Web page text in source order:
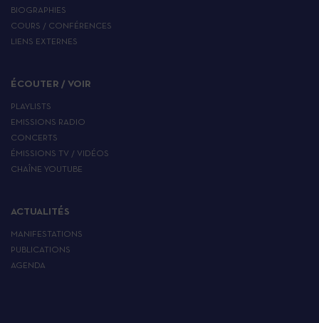
BIOGRAPHIES
COURS / CONFÉRENCES
LIENS EXTERNES
ÉCOUTER / VOIR
PLAYLISTS
EMISSIONS RADIO
CONCERTS
ÉMISSIONS TV / VIDÉOS
CHAÎNE YOUTUBE
ACTUALITÉS
MANIFESTATIONS
PUBLICATIONS
AGENDA